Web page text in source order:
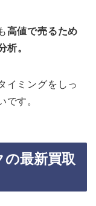
高値で売るため
析。
イミングをしっ
です。
最新買取